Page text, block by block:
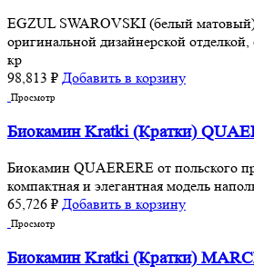
EGZUL SWAROVSKI (белый
оригинальной дизайнерской
кр
98,813 ₽ Добавить в корзину
Просмотр
Биокамин Kratki (Кратки)
Биокамин QUAERERE от польского
компактная и элегантная модель
65,726 ₽ Добавить в корзину
Просмотр
Биокамин Kratki (Кратки)